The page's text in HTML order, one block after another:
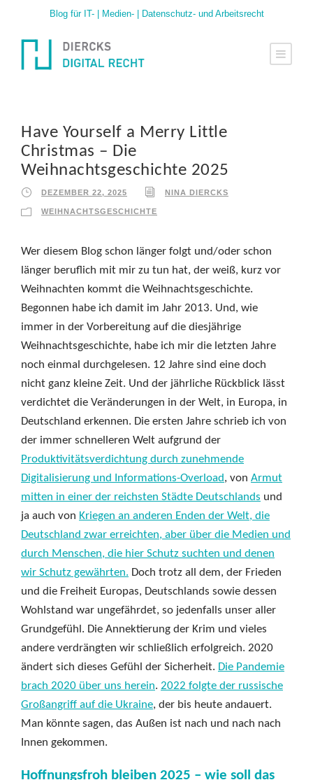
Blog für IT- | Medien- | Datenschutz- und Arbeitsrecht
Have Yourself a Merry Little
Christmas – Die
Weihnachtsgeschichte 2025
DEZEMBER 22, 2025 NINA DIERCKS
WEIHNACHTSGESCHICHTE
Wer diesem Blog schon länger folgt und/oder schon
länger beruflich mit mir zu tun hat, der weiß, kurz vor
Weihnachten kommt die Weihnachtsgeschichte.
Begonnen habe ich damit im Jahr 2013. Und, wie
immer in der Vorbereitung auf die diesjährige
Weihnachtsgeschichte, habe ich mir die letzten Jahre
noch einmal durchgelesen. 12 Jahre sind eine doch
nicht ganz kleine Zeit. Und der jährliche Rückblick lässt
verdichtet die Veränderungen in der Welt, in Europa, in
Deutschland erkennen. Die ersten Jahre schrieb ich von
der immer schnelleren Welt aufgrund der
Produktivitätsverdichtung durch zunehmende
Digitalisierung und Informations-Overload, von Armut
mitten in einer der reichsten Städte Deutschlands und
ja auch von Kriegen an anderen Enden der Welt, die
Deutschland zwar erreichten, aber über die Medien und
durch Menschen, die hier Schutz suchten und denen
wir Schutz gewährten. Doch trotz all dem, der Frieden
und die Freiheit Europas, Deutschlands sowie dessen
Wohlstand war ungefährdet, so jedenfalls unser aller
Grundgefühl. Die Annektierung der Krim und vieles
andere verdrängten wir schließlich erfolgreich. 2020
ändert sich dieses Gefühl der Sicherheit. Die Pandemie
brach 2020 über uns herein. 2022 folgte der russische
Großangriff auf die Ukraine, der bis heute andauert.
Man könnte sagen, das Außen ist nach und nach nach
Innen gekommen.
Hoffnungsfroh bleiben 2025 – wie soll das